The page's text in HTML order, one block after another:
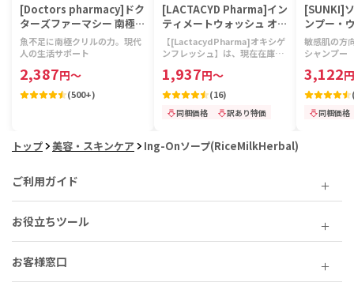
[Doctors pharmacy]ドク
ターズファーマシー 南極ク
リルビタミン 【1袋120
粒】
魚不足に南極クリルの力。現代
人の生活サポート
2,387円～
(500+)
[LACTACYD Pharma]イン
ティメートウォッシュ オキ
シゲンフレッシュ 【1本20
0ml】
【[LactacydPharma]オキシゲ
ンフレッシュ】は、現在在庫切
ります。<br>次回入荷予定は、
<b>6月中旬頃</b>です。
1,937円～
(16)
同梱価格 訳あり特価
[SUNKI]
ンプー・
プラント
0ml】
敏感肌の方
シャンプー
3,122円
同梱価格
トップ 美容・スキンケア Ing-Onソープ(RiceMilkHerbal)
ご利用ガイド
お役立ちツール
お客様窓口